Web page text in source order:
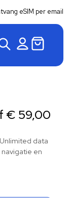
eSIM per email
€ 59,00
data
en